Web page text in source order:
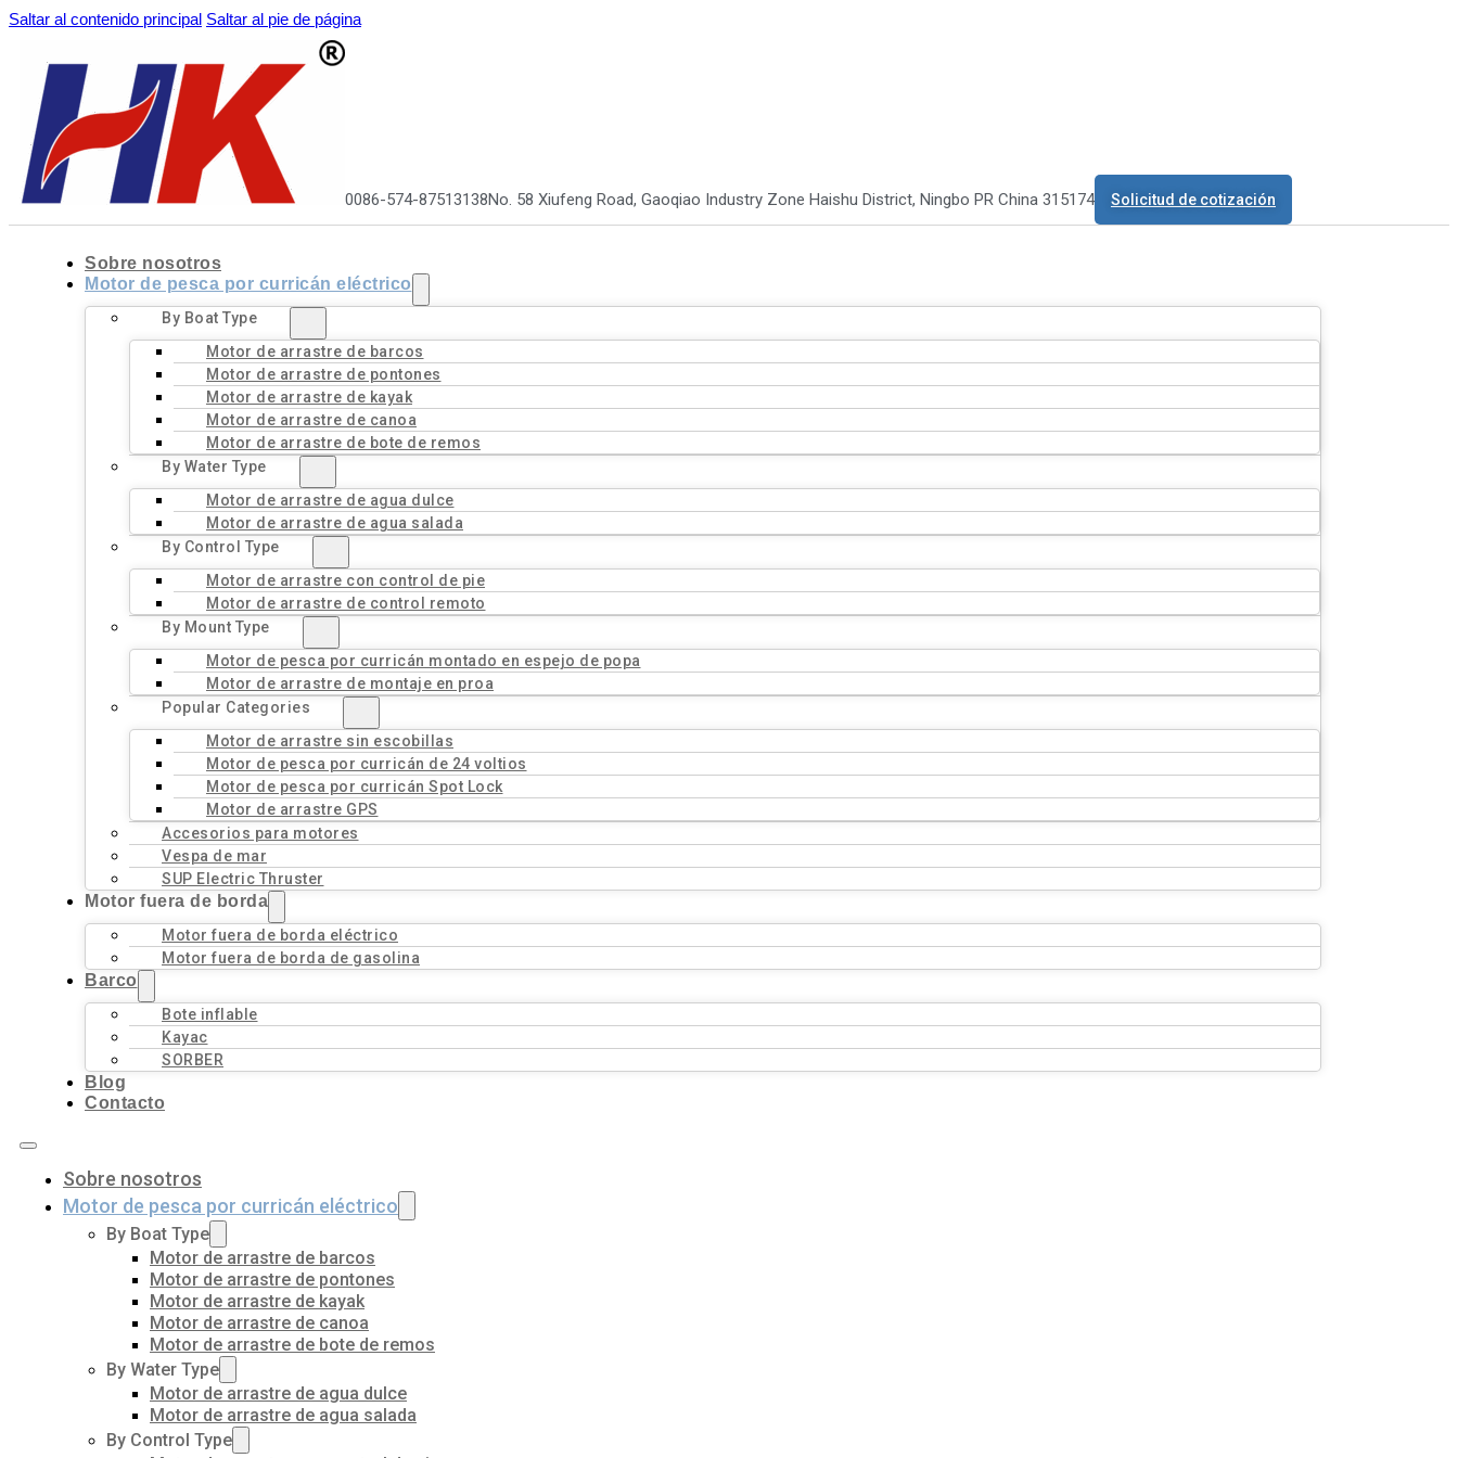
Saltar al contenido principal Saltar al pie de página
0086-574-87513138No. 58 Xiufeng Road, Gaoqiao Industry Zone Haishu District, Ningbo PR China 315174 Solicitud de cotización
Sobre nosotros
Motor de pesca por curricán eléctrico
By Boat Type
Motor de arrastre de barcos
Motor de arrastre de pontones
Motor de arrastre de kayak
Motor de arrastre de canoa
Motor de arrastre de bote de remos
By Water Type
Motor de arrastre de agua dulce
Motor de arrastre de agua salada
By Control Type
Motor de arrastre con control de pie
Motor de arrastre de control remoto
By Mount Type
Motor de pesca por curricán montado en espejo de popa
Motor de arrastre de montaje en proa
Popular Categories
Motor de arrastre sin escobillas
Motor de pesca por curricán de 24 voltios
Motor de pesca por curricán Spot Lock
Motor de arrastre GPS
Accesorios para motores
Vespa de mar
SUP Electric Thruster
Motor fuera de borda
Motor fuera de borda eléctrico
Motor fuera de borda de gasolina
Barco
Bote inflable
Kayac
SORBER
Blog
Contacto
Sobre nosotros
Motor de pesca por curricán eléctrico
By Boat Type
Motor de arrastre de barcos
Motor de arrastre de pontones
Motor de arrastre de kayak
Motor de arrastre de canoa
Motor de arrastre de bote de remos
By Water Type
Motor de arrastre de agua dulce
Motor de arrastre de agua salada
By Control Type